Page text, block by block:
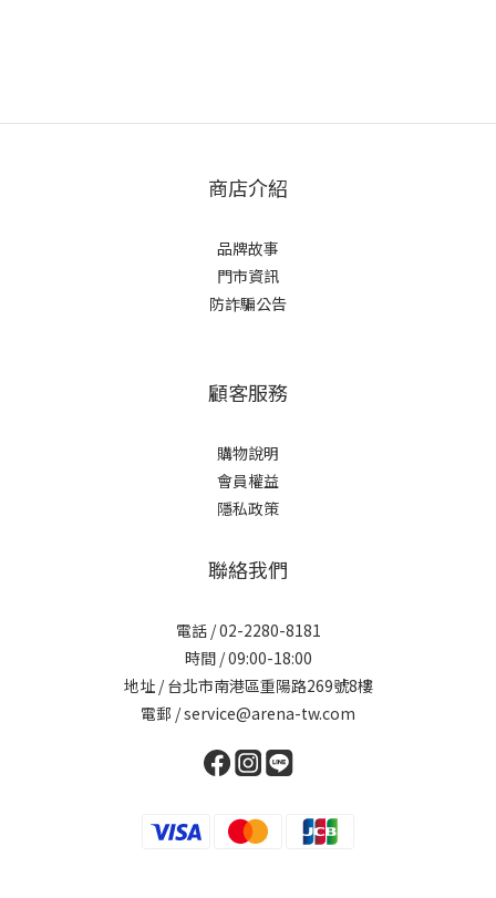
商店介紹
品牌故事
門市資訊
防詐騙公告
顧客服務
購物說明
會員權益
隱私政策
聯絡我們
電話 / 02-2280-8181
時間 / 09:00-18:00
地址 / 台北市南港區重陽路269號8樓
電郵 / service@arena-tw.com